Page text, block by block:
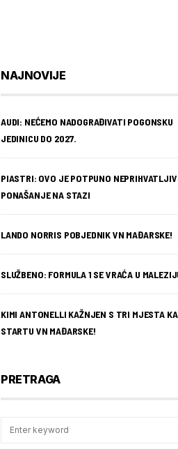
NAJNOVIJE
AUDI: NEĆEMO NADOGRAĐIVATI POGONSKU
JEDINICU DO 2027.
PIASTRI: OVO JE POTPUNO
PONAŠANJE NA STAZI
LANDO NORRIS POBJEDNIK VN MAĐARSKE!
SLUŽBENO: FORMULA 1 SE VRAĆA U
KIMI ANTONELLI KAŽNJEN S TRI MJESTA
STARTU VN MAĐARSKE!
PRETRAGA